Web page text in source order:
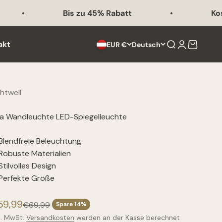
Bis zu 45% Rabatt
EUR € Deutsch SucheAnmelden
Wandleuchte LED-Spiegelleuchte
Beleuchtung
Materialien
Design
Größe
Regulärer Preis
€69,99 Spare 14%
MwSt. Versandkosten werden an der Kasse berechnet